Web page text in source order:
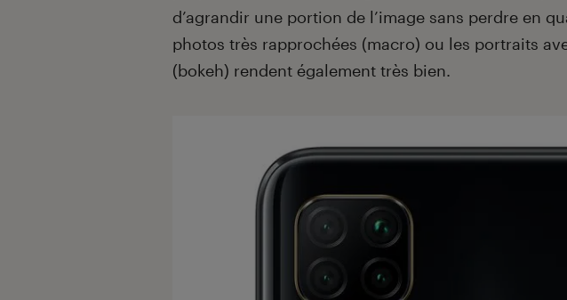
d’agrandir une portion de l’image sans perdre en
photos très rapprochées (macro) ou les portraits
(bokeh) rendent également très bien.